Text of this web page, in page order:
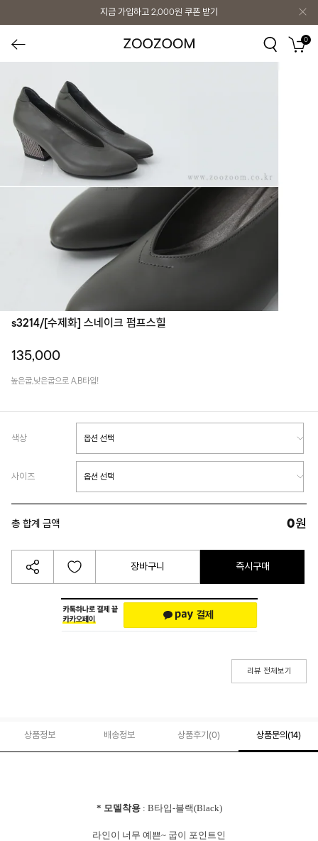
지금 가입하고 2,000원 쿠폰 받기
0
s3214/[수제화] 스네이크 펌프스힐
135,000
높은굽,낮은굽으로 A,B타입!
색상
사이즈
총 합계 금액 0원
장바구니 즉시구매
리뷰 전체보기
상품정보 배송정보 상품후기(0) 상품문의 (14)
* 모델착용: B타입-블랙(Black)
라인이 너무 예쁜~ 굽이 포인트인